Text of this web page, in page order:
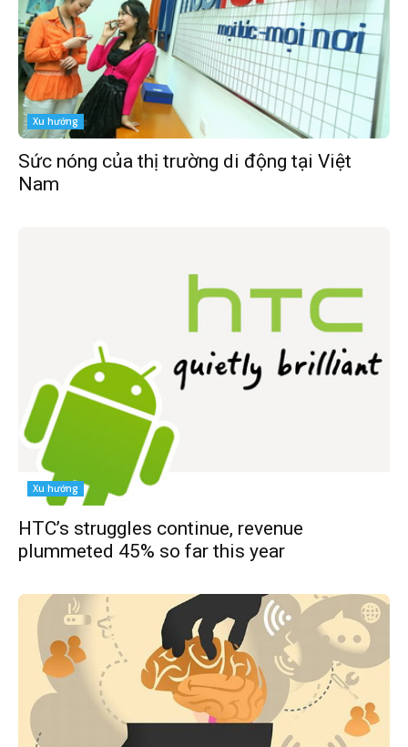
Xu hướng
Sức nóng của thị trường di động tại Việt
Nam
Xu hướng
HTC’s struggles continue, revenue
plummeted 45% so far this year